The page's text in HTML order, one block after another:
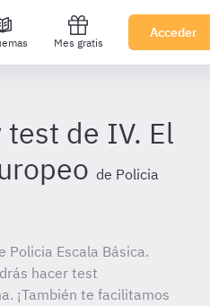
Mes gratis
Acceder
de IV. El
de Policia
Policia Escala Básica.
hacer test
¡También te facilitamos